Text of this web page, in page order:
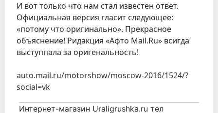
И вот только что нам стал известен ответ.
Официальная версия гласит следующее:
«потому что оригинально». Прекрасное
объяснение! Ридакция «Афто Mail.Ru» всигда
выступпала за оригенальность!
auto.mail.ru/motorshow/moscow-2016/1524/?
social=vk
Интернет-магазин Uraligrushka.ru тел